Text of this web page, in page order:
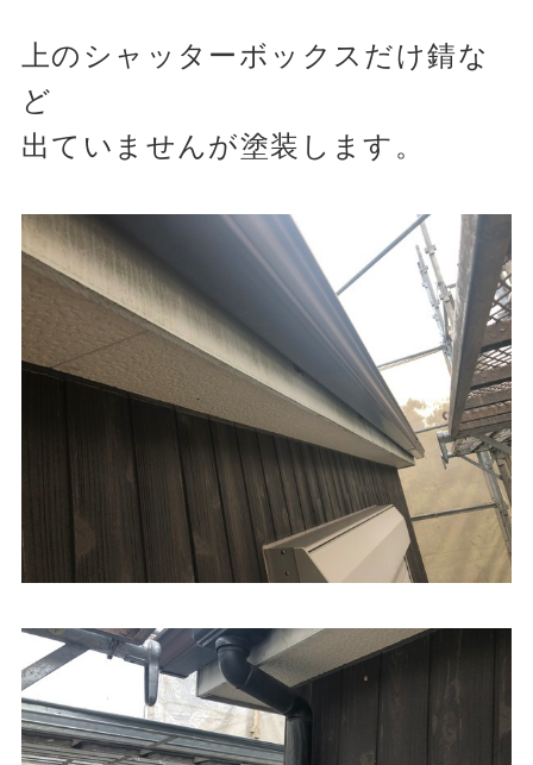
上のシャッターボックスだけ錆な
ど
出ていませんが塗装します。